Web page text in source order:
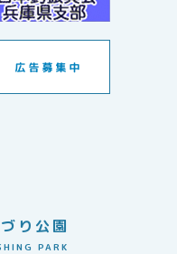
り公園
PARK